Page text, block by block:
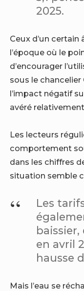
2025.
Ceux d’un
l’époque où le
d’encourager
sous le
l’impact négatif
avéré
Les lecteurs
comportement
dans les chiffres
situation semble
Les
baissier,
en avril
hausse
Mais l’eau se